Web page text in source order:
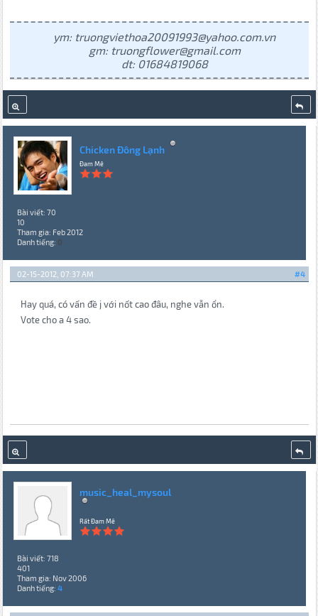
ym: truongviethoa20091993@yahoo.com.vn
gm: truongflower@gmail.com
dt: 01684819068
Chicken Đông Lạnh
Đam Mê
Bài viết: 70
10
Tham gia: Feb 2012
Danh tiếng: 0
#4
02-15-2012, 07:37 AM
Hay quá, có vấn đề j với nốt cao đâu, nghe vẫn ổn.
Vote cho a 4 sao.
music_heal_mysoul
Rất Đam Mê
Bài viết: 718
401
Tham gia: Nov 2006
Danh tiếng: 4